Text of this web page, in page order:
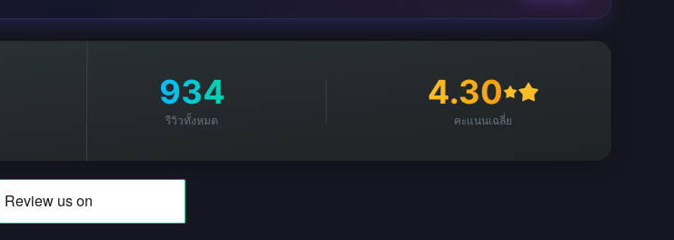
934
รีวิวทั้งหมด
4.30
คะแนนเฉลี่ย